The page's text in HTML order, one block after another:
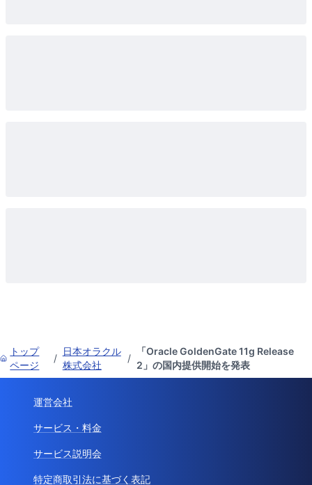
トップ
ページ
/
日本オラクル
株式会社
/
「Oracle GoldenGate 11g Release
2」の国内提供開始を発表
運営会社
サービス・料金
サービス説明会
特定商取引法に基づく表記